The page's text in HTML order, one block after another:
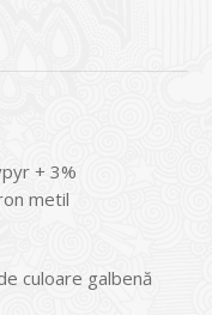
+ 3%
metil
culoare galbenă